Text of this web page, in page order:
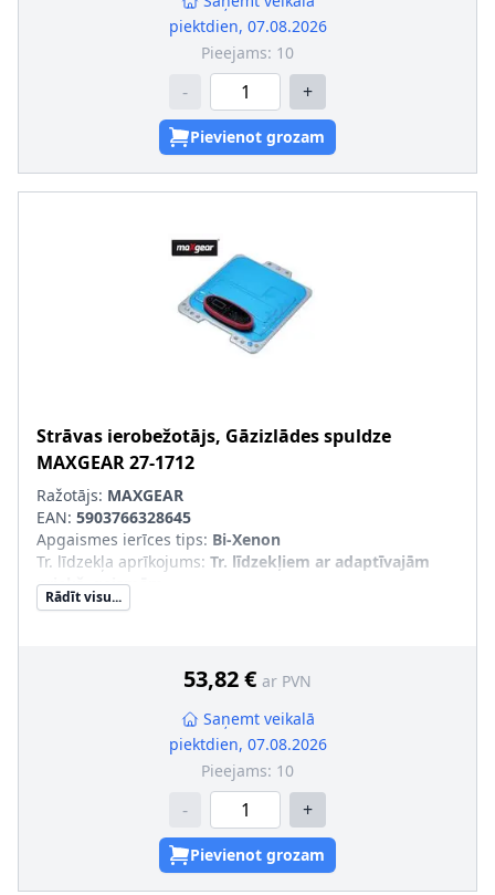
piektdien, 07.08.2026
Pieejams: 10
- +
Pievienot grozam
Strāvas ierobežotājs, Gāzizlādes spuldze
MAXGEAR27-1712
Ražotājs: MAXGEAR
EAN: 5903766328645
Apgaismes ierīces tips: Bi-Xenon
Tr. līdzekļa aprīkojums: Tr. līdzekļiem ar adaptīvajām
priekš. gaismām
Papildus artikuls/Papildus informācija
Papildu artikuls/Papildu info 2
Nepieciešama vadības
bloka pārprogrammēšana
Rādīt visu...
53,82 € ar PVN
Saņemt veikalā
piektdien, 07.08.2026
Pieejams: 10
- +
Pievienot grozam